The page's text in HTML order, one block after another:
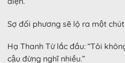
Sợ đối phương sẽ lộ ra một
Hạ Thanh Từ lắc đầu: “Tôi
cậu đừng nghĩ nhiều.”